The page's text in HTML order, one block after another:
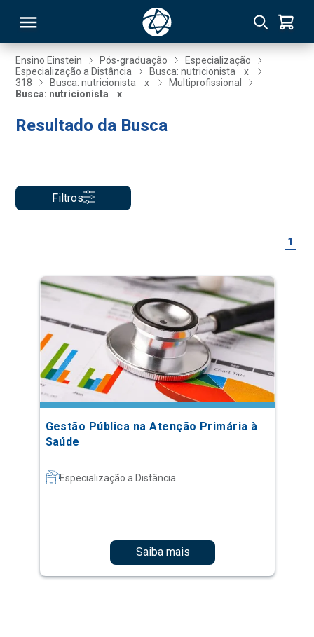
Ensino Einstein Pós-graduação
Especialização
Especialização a Distância
Busca: nutricionista
x
318
Busca: nutricionista x
Multiprofissional
Busca: nutricionista
x
Resultado da Busca
Filtros
1
Gestão Pública na Atenção Primária à
Saúde
Especialização a Distância
Saiba mais